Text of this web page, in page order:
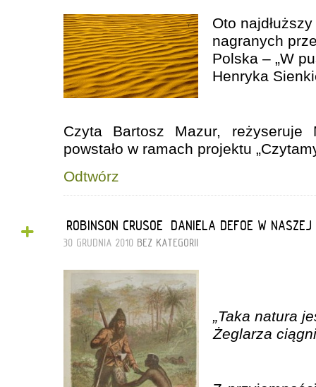
Oto
nagranych
Polska – „W
Henryka
Czyta Bartosz Mazur, reżyseruje
powstało w ramach projektu
Odtwórz
+ „ROBINSON CRUSOE” DANIELA DEFOE W
30 GRUDNIA 2010 BEZ KATEGORII
„Taka natura
Żeglarza